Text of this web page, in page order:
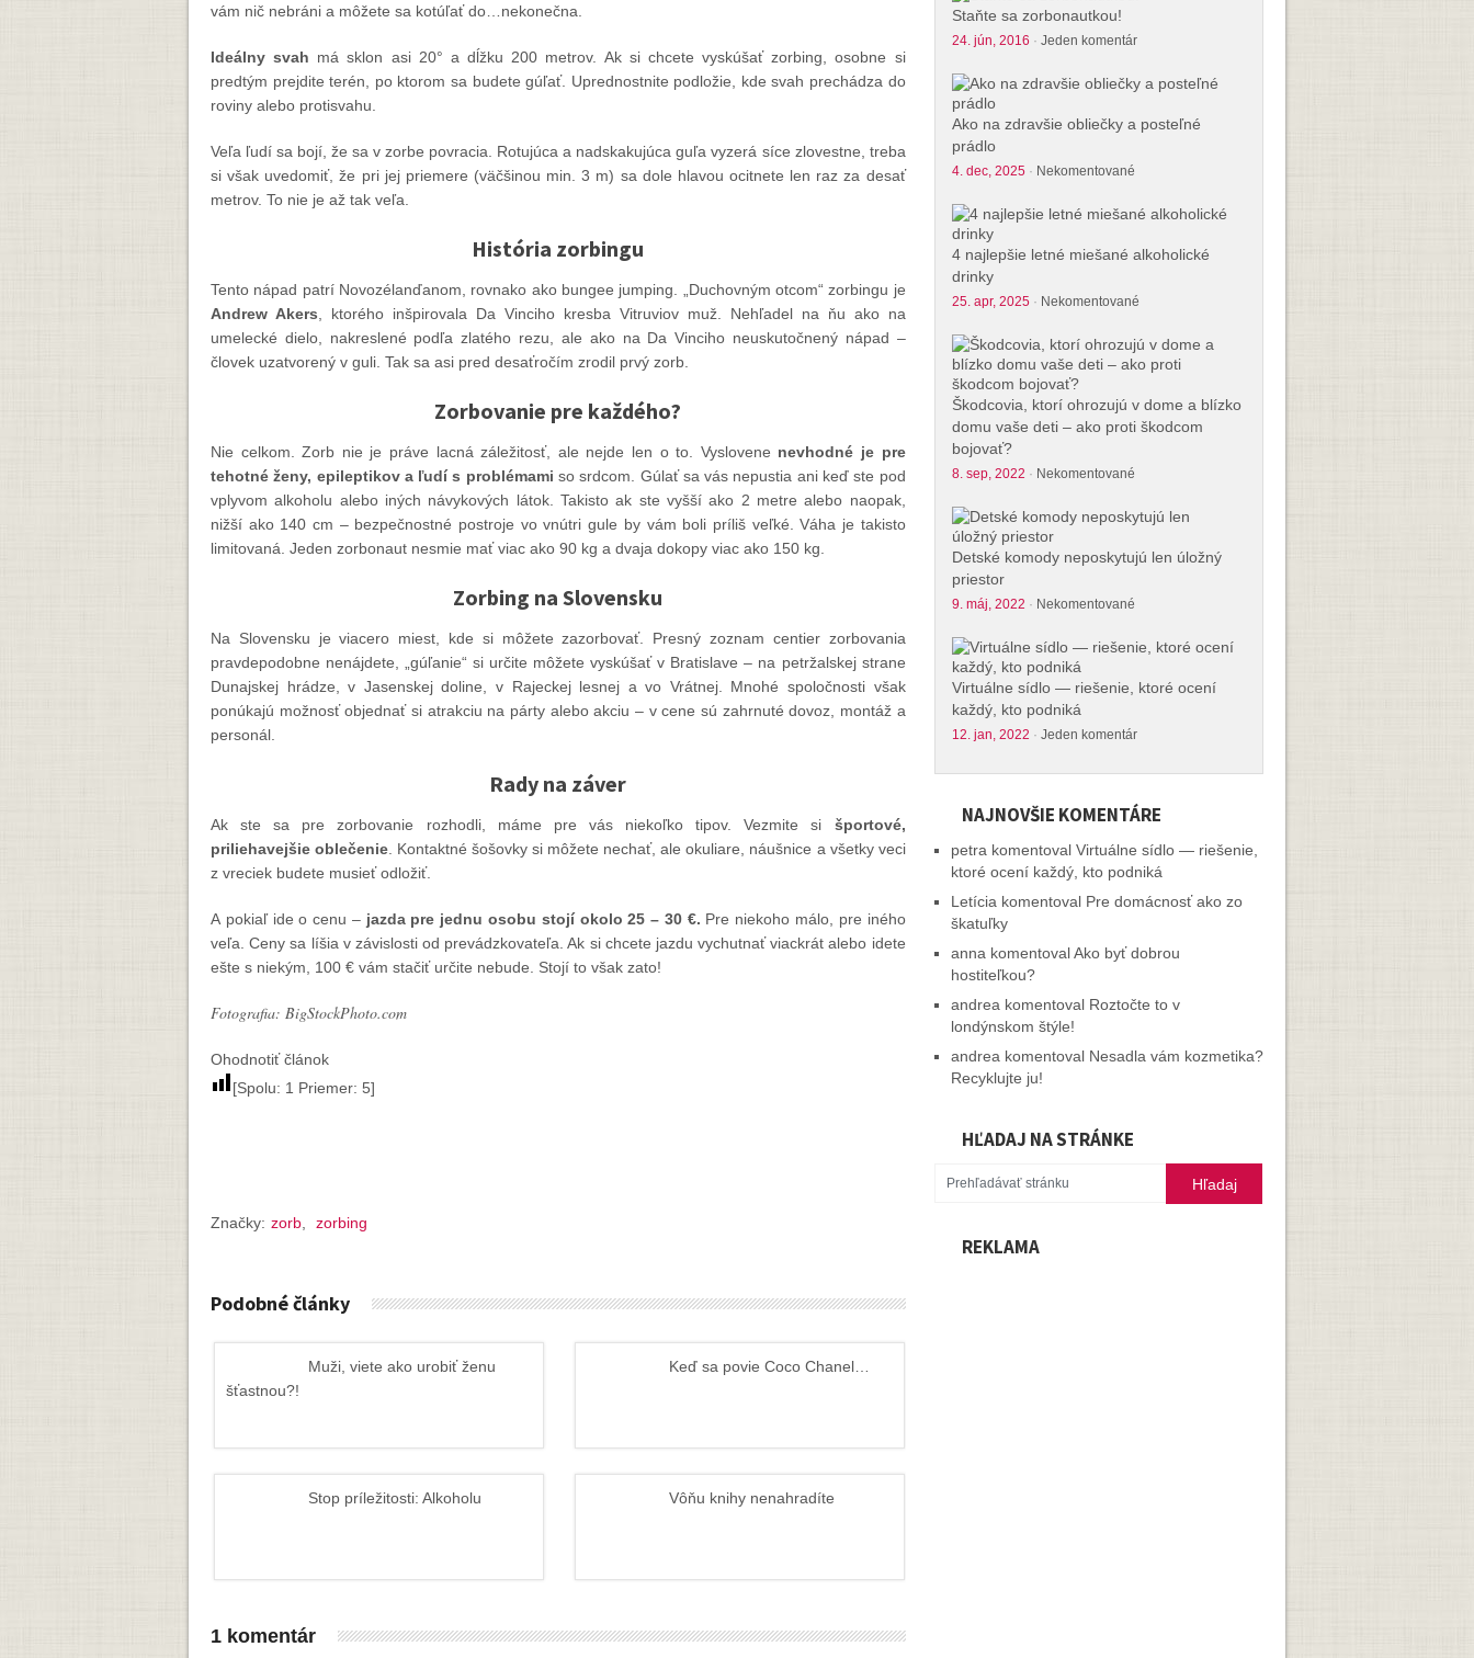
vám nič nebráni a môžete sa kotúľať do…nekonečna.
Ideálny svah má sklon asi 20° a dĺžku 200 metrov. Ak si chcete vyskúšať zorbing, osobne si
predtým prejdite terén, po ktorom sa budete gúľať. Uprednostnite podložie, kde svah prechádza do
roviny alebo protisvahu.
Veľa ľudí sa bojí, že sa v zorbe povracia. Rotujúca a nadskakujúca guľa vyzerá síce zlovestne, treba
si však uvedomiť, že pri jej priemere (väčšinou min. 3 m) sa dole hlavou ocitnete len raz za desať
metrov. To nie je až tak veľa.
História zorbingu
Tento nápad patrí Novozélanďanom, rovnako ako bungee jumping. „Duchovným otcom“ zorbingu je
Andrew Akers , ktorého inšpirovala Da Vinciho kresba Vitruviov muž. Nehľadel na ňu ako na
umelecké dielo, nakreslené podľa zlatého rezu, ale ako na Da Vinciho neuskutočnený nápad –
človek uzatvorený v guli. Tak sa asi pred desaťročím zrodil prvý zorb.
Zorbovanie pre každého?
Nie celkom. Zorb nie je práve lacná záležitosť, ale nejde len o to. Vyslovene nevhodné je pre
tehotné ženy, epileptikov a ľudí s problémami so srdcom. Gúlať sa vás nepustia ani keď ste pod
vplyvom alkoholu alebo iných návykových látok. Takisto ak ste vyšší ako 2 metre alebo naopak,
nižší ako 140 cm – bezpečnostné postroje vo vnútri gule by vám boli príliš veľké. Váha je takisto
limitovaná. Jeden zorbonaut nesmie mať viac ako 90 kg a dvaja dokopy viac ako 150 kg.
Zorbing na Slovensku
Na Slovensku je viacero miest, kde si môžete zazorbovať. Presný zoznam centier zorbovania
pravdepodobne nenájdete, „gúľanie“ si určite môžete vyskúšať v Bratislave – na petržalskej strane
Dunajskej hrádze, v Jasenskej doline, v Rajeckej lesnej a vo Vrátnej. Mnohé spoločnosti však
ponúkajú možnosť objednať si atrakciu na párty alebo akciu – v cene sú zahrnuté dovoz, montáž a
personál.
Rady na záver
Ak ste sa pre zorbovanie rozhodli, máme pre vás niekoľko tipov. Vezmite si športové,
priliehavejšie oblečenie . Kontaktné šošovky si môžete nechať, ale okuliare, náušnice a všetky veci
z vreciek budete musieť odložiť.
A pokiaľ ide o cenu – jazda pre jednu osobu stojí okolo 25 – 30 €. Pre niekoho málo, pre iného
veľa. Ceny sa líšia v závislosti od prevádzkovateľa. Ak si chcete jazdu vychutnať viackrát alebo idete
ešte s niekým, 100 € vám stačiť určite nebude. Stojí to však zato!
Fotografia: BigStockPhoto.com
Ohodnotiť článok
[Spolu: 1 Priemer: 5]
Značky: zorb zorbing
Podobné články
Muži, viete ako urobiť ženu
šťastnou?!
Keď sa povie Coco Chanel…
Stop príležitosti: Alkoholu Vôňu knihy nenahradíte
1 komentár
Staňte sa zorbonautkou!
24. jún, 2016 · Jeden komentár
Ako na zdravšie obliečky a posteľné
prádlo
4. dec, 2025· Nekomentované
4 najlepšie letné miešané alkoholické
drinky
25. apr, 2025· Nekomentované
Škodcovia, ktorí ohrozujú v dome a blízko
domu vaše deti – ako proti škodcom
bojovať?
8. sep, 2022 · Nekomentované
Detské komody neposkytujú len úložný
priestor
9. máj, 2022 · Nekomentované
Virtuálne sídlo — riešenie, ktoré ocení
každý, kto podniká
12. jan, 2022 · Jeden komentár
NAJNOVŠIE KOMENTÁRE
petra komentoval Virtuálne sídlo — riešenie,
ktoré ocení každý, kto podniká
Letícia komentoval Pre domácnosť ako zo
škatuľky
anna komentovalAko byť dobrou
hostiteľkou?
andrea komentoval Roztočte to v
londýnskom štýle!
andrea komentoval Nesadla vám kozmetika?
Recyklujte ju!
HĽADAJ NA STRÁNKE
REKLAMA